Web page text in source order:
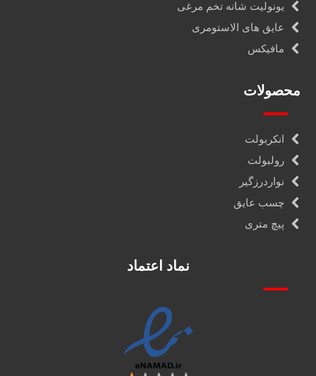
یونولیت شانه تخم مرغی
عایق های الاستومری
مافیکس
محصولات
انکربولت
رولبولت
نواردرزگیر
چسب عایق
پیچ متری
نماد اعتماد